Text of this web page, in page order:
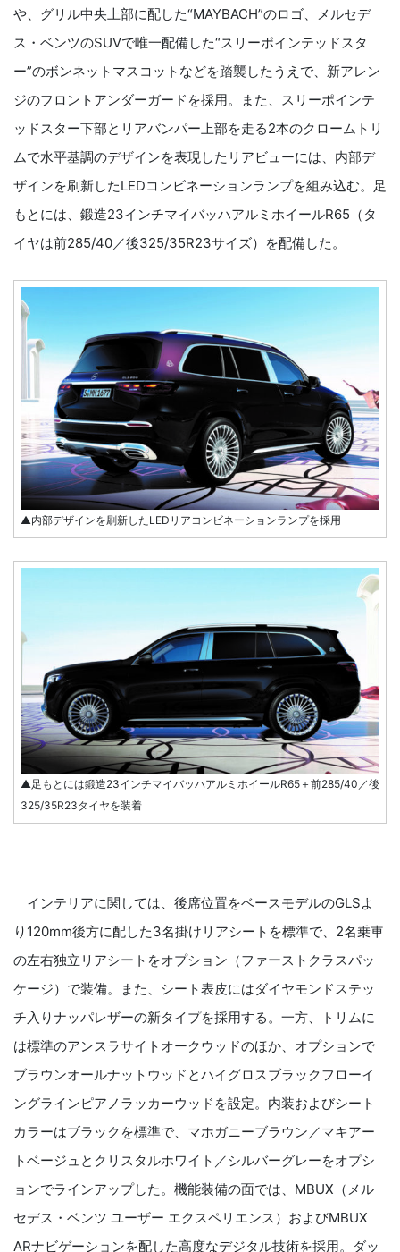
や、グリル中央上部に配した“MAYBACH”のロゴ、メルセデ
ス・ベンツのSUVで唯一配備した“スリーポインテッドスタ
ー”のボンネットマスコットなどを踏襲したうえで、新アレン
ジのフロントアンダーガードを採用。また、スリーポインテ
ッドスター下部とリアバンパー上部を走る2本のクロームトリ
ムで水平基調のデザインを表現したリアビューには、内部デ
ザインを刷新したLEDコンビネーションランプを組み込む。足
もとには、鍛造23インチマイバッハアルミホイールR65（タ
イヤは前285/40／後325/35R23サイズ）を配備した。
▲内部デザインを刷新したLEDリアコンビネーションランプを採用
▲足もとには鍛造23インチマイバッハアルミホイールR65＋前285/40／後
325/35R23タイヤを装着
インテリアに関しては、後席位置をベースモデルのGLSよ
り120mm後方に配した3名掛けリアシートを標準で、2名乗車
の左右独立リアシートをオプション（ファーストクラスパッ
ケージ）で装備。また、シート表皮にはダイヤモンドステッ
チ入りナッパレザーの新タイプを採用する。一方、トリムに
は標準のアンスラサイトオークウッドのほか、オプションで
ブラウンオールナットウッドとハイグロスブラックフローイ
ングラインピアノラッカーウッドを設定。内装およびシート
カラーはブラックを標準で、マホガニーブラウン／マキアー
トベージュとクリスタルホワイト／シルバーグレーをオプシ
ョンでラインアップした。機能装備の面では、MBUX（メル
セデス・ベンツ ユーザー エクスペリエンス）およびMBUX
ARナビゲーションを配した高度なデジタル技術を採用。ダッ